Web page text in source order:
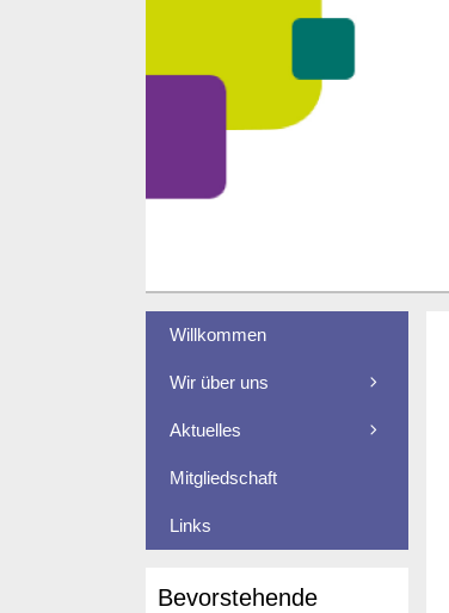
Willkommen
Wir über uns
Aktuelles
Mitgliedschaft
Links
Bevorstehende